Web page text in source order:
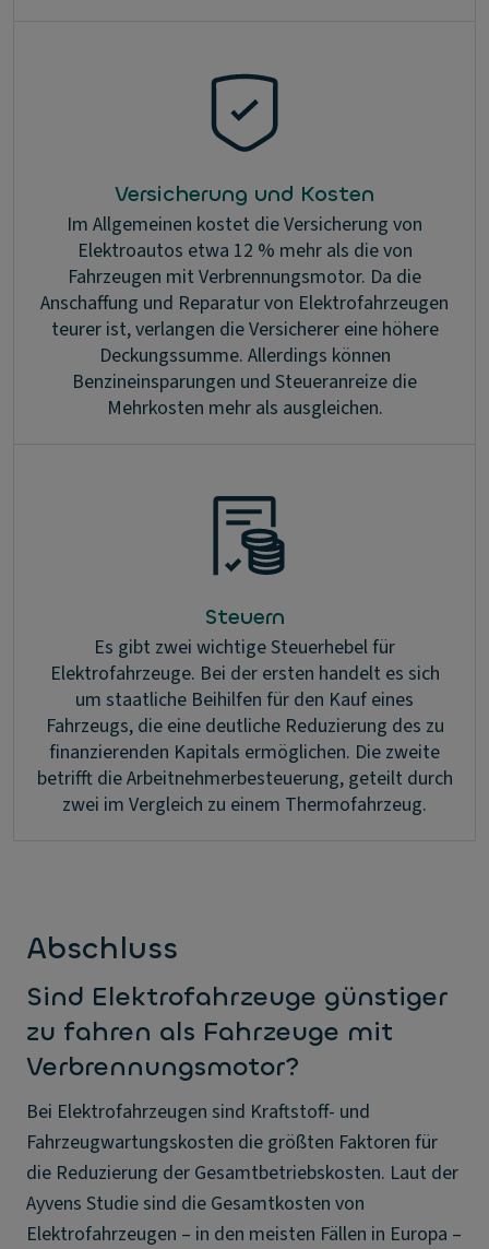
Versicherung und Kosten
Im Allgemeinen kostet die Versicherung von
Elektroautos etwa 12 % mehr als die von
Fahrzeugen mit Verbrennungsmotor. Da die
Anschaffung und Reparatur von Elektrofahrzeugen
teurer ist, verlangen die Versicherer eine höhere
Deckungssumme. Allerdings können
Benzineinsparungen und Steueranreize die
Mehrkosten mehr als ausgleichen.
Steuern
Es gibt zwei wichtige Steuerhebel für
Elektrofahrzeuge. Bei der ersten handelt es sich
um staatliche Beihilfen für den Kauf eines
Fahrzeugs, die eine deutliche Reduzierung des zu
finanzierenden Kapitals ermöglichen. Die zweite
betrifft die Arbeitnehmerbesteuerung, geteilt durch
zwei im Vergleich zu einem Thermofahrzeug.
Abschluss
Sind Elektrofahrzeuge günstiger
zu fahren als Fahrzeuge mit
Verbrennungsmotor?
Bei Elektrofahrzeugen sind Kraftstoff- und
Fahrzeugwartungskosten die größten Faktoren für
die Reduzierung der Gesamtbetriebskosten. Laut der
Ayvens Studie sind die Gesamtkosten von
Elektrofahrzeugen – in den meisten Fällen in Europa –